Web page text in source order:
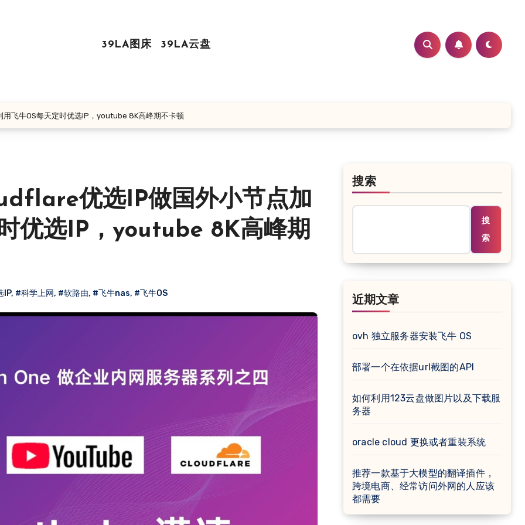
39LA图床 39LA云盘
飞牛OS每天定时优选IP，youtube 8K高峰期不卡顿
优选IP做国外小节点加
优选IP，youtube 8K高峰期
IP, #科学上网, #软路由, #飞牛nas, #飞牛OS
搜索
搜
索
近期文章
ovh 独立服务器安装飞牛 OS
部署一个在依据url截图的API
如何利用123云盘做图片以及下载服
务器
oracle cloud 更换或者重装系统
推荐一款基于大模型的翻译插件，
跨境电商、经常访问外网的人应该
都需要